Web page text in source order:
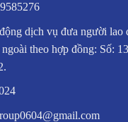
dịch vụ đưa người lao
theo hợp đồng: Số: